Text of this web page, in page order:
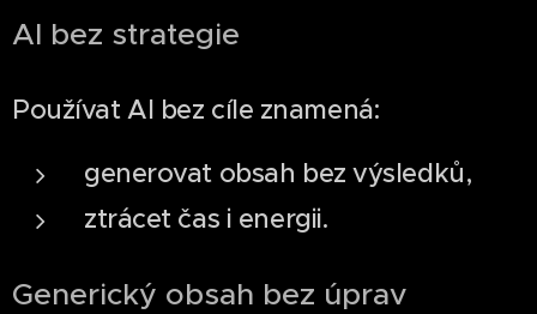
AI bez strategie
Používat AI bez cíle znamená:
generovat obsah bez výsledků,
ztrácet čas i energii.
Generický obsah bez úprav